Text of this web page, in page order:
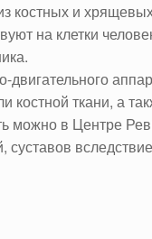
костных и
на клетки
ткани, а
можно в Центре
суставов